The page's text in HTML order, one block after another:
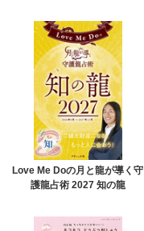
Love Me Doの月と龍が導く守
護龍占術 2027 知の龍